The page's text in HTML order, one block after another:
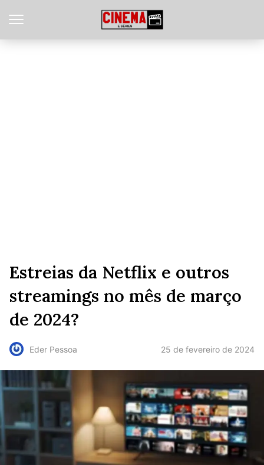
Estreias da Netflix e outros
streamings no mês de março
de 2024?
Eder Pessoa 25 de fevereiro de 2024